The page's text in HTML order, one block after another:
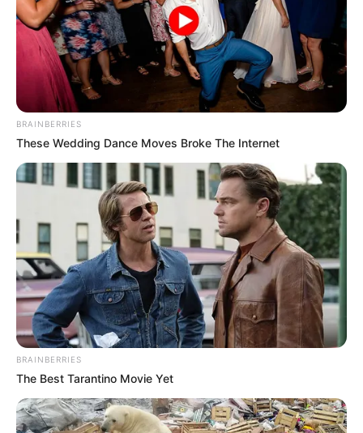
BRAINBERRIES
These Wedding Dance Moves Broke The Internet
BRAINBERRIES
The Best Tarantino Movie Yet